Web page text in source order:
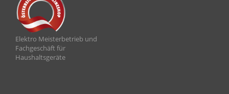
Elektro Meisterbetrieb und
Fachgeschäft für
Haushaltsgeräte